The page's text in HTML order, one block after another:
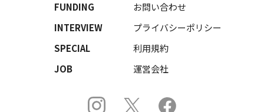
FUNDING
INTERVIEW
SPECIAL
JOB
お問い合わせ
プライバシーポリシー
利用規約
運営会社